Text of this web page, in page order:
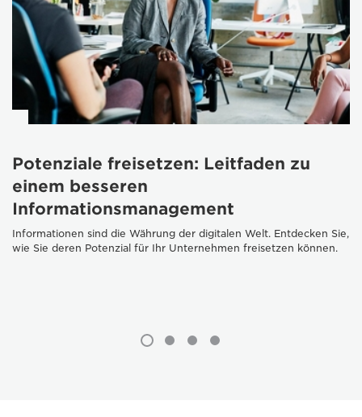
Potenziale freisetzen: Leitfaden zu
einem besseren
Informationsmanagement
Informationen sind die Währung der digitalen Welt. Entdecken Sie,
wie Sie deren Potenzial für Ihr Unternehmen freisetzen können.